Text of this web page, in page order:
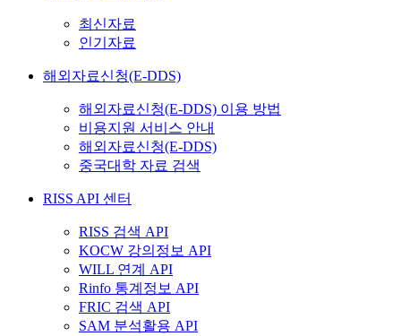
최신자료
인기자료
해외자료신청(E-DDS)
해외자료신청(E-DDS) 이용 방법
비용지원 서비스 안내
해외자료신청(E-DDS)
중국대학 자료 검색
RISS API 센터
RISS 검색 API
KOCW 강의정보 API
WILL 연계 API
Rinfo 통계정보 API
FRIC 검색 API
SAM 분석활용 API